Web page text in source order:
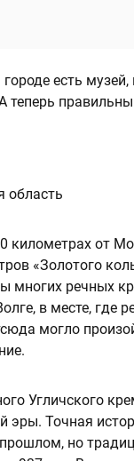
есть
теперь
область
километрах от
«Золотого
многих речных
в месте, где
могло
Угличского
эры. Точная
но